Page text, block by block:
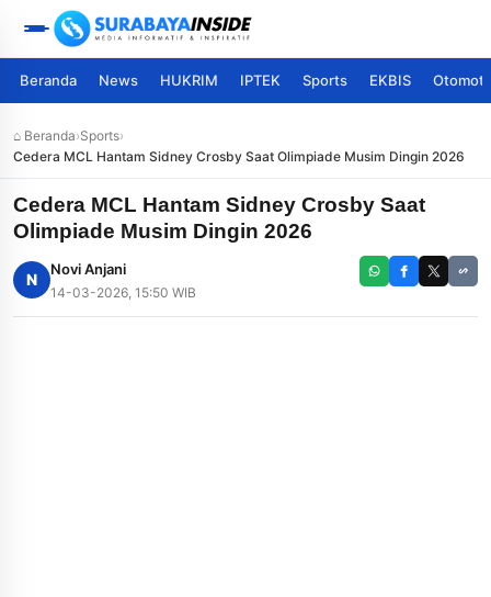
Beranda News HUKRIM IPTEK Sports EKBIS
⌂ Beranda›Sports›
Cedera MCL Hantam Sidney Crosby Saat Olimpiade Musim Dingin 2026
Cedera MCL Hantam Sidney Crosby Saat
Olimpiade Musim Dingin 2026
N
Novi Anjani
14-03-2026, 15:50 WIB